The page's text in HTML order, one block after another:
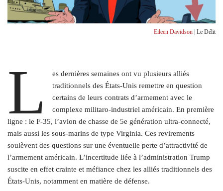
Eileen Davidson | Le Délit
L
es dernières semaines ont vu plusieurs alliés
traditionnels des États-Unis remettre en question
certains de leurs contrats d’armement avec le
complexe militaro-industriel américain. En première
ligne : le F‑35, l’avion de chasse de 5e génération ultra-connecté,
mais aussi les sous-marins de type Virginia. Ces revirements
soulèvent des questions sur une éventuelle perte d’attractivité de
l’armement américain. L’incertitude liée à l’administration Trump
suscite en effet crainte et méfiance chez les alliés traditionnels des
États-Unis, notamment en matière de défense.